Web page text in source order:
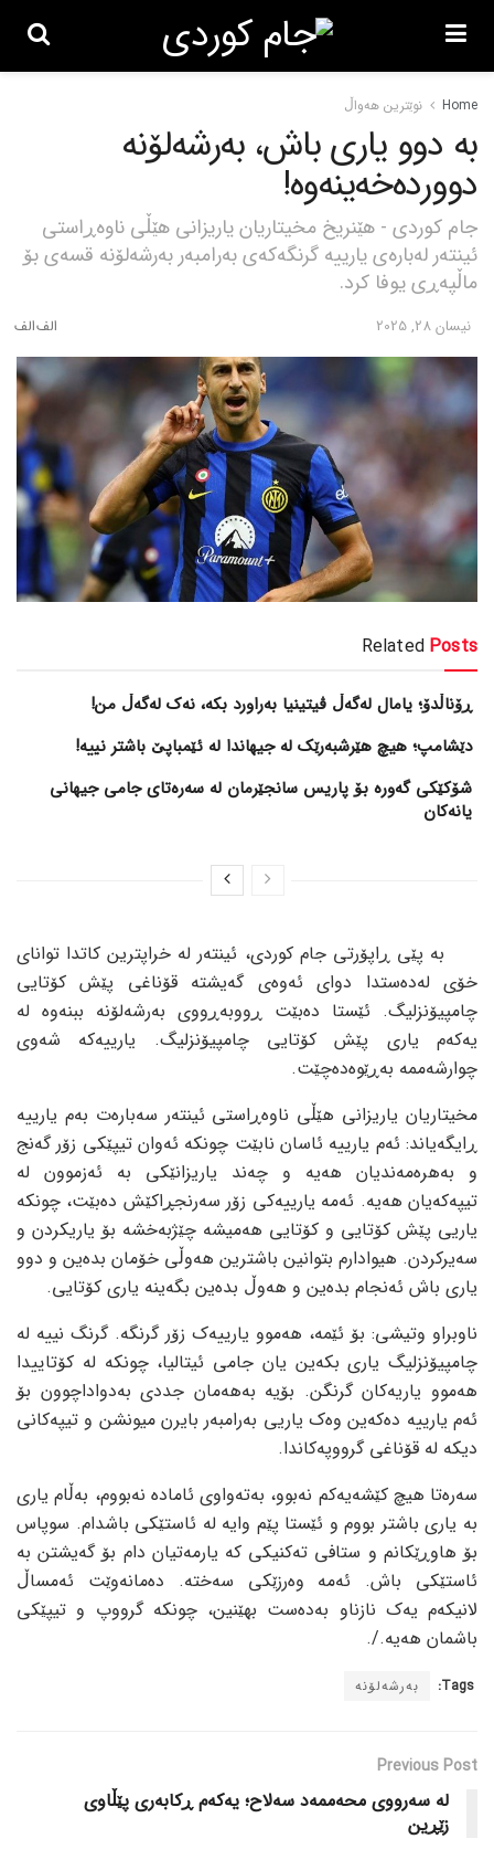
Home نوێترین هەواڵ
بە دوو یاری باش، بەرشەلۆنە
دووردەخەینەوە!
جام کوردی - هێنریخ مخیتاریان یاریزانی هێڵی ناوەڕاستی
ئینتەر لەبارەی یارییە گرنگەکەی بەرامبەر بەرشەلۆنە قسەی بۆ
ماڵپەڕی یوفا کرد.
نیسان 28, 2025
Related Posts
ڕۆناڵدۆ؛ یامال لەگەڵ ڤیتینیا بەراورد بکە، نەک لەگەڵ من!
دێشامپ؛ هیچ هێرشبەرێک لە جیهاندا لە ئێمباپێ باشتر نییە!
شۆکێکی گەورە بۆ پاریس سانجێرمان لە سەرەتای جامی جیهانی
یانەکان
بە پێی ڕاپۆرتی جام کوردی، ئینتەر لە خراپترین کاتدا توانای
خۆی لەدەستدا دوای ئەوەی گەیشتە قۆناغی پێش کۆتایی
چامپیۆنزلیگ. ئێستا دەبێت ڕووبەڕووی بەرشەلۆنە ببنەوە لە
یەکەم یاری پێش کۆتایی چامپیۆنزلیگ. یارییەکە شەوی
چوارشەممە بەڕێوەدەچێت.
مخیتاریان یاریزانی هێڵی ناوەڕاستی ئینتەر سەبارەت بەم یارییە
ڕایگەیاند: ئەم یارییە ئاسان نابێت چونکە ئەوان تیپێکی زۆر گەنج
و بەهرەمەندیان هەیە و چەند یاریزانێکی بە ئەزموون لە
تیپەکەیان هەیە. ئەمە یارییەکی زۆر سەرنجڕاکێش دەبێت، چونکە
یاریی پێش کۆتایی و کۆتایی هەمیشە چێژبەخشە بۆ یاریکردن و
سەیرکردن. هیوادارم بتوانین باشترین هەوڵی خۆمان بدەین و دوو
یاری باش ئەنجام بدەین و هەوڵ بدەین بگەینە یاری کۆتایی.
ناوبراو وتیشی: بۆ ئێمە، هەموو یارییەک زۆر گرنگە. گرنگ نییە لە
چامپیۆنزلیگ یاری بکەین یان جامی ئیتالیا، چونکە لە کۆتاییدا
هەموو یاریەکان گرنگن. بۆیە بەهەمان جددی بەدواداچوون بۆ
ئەم یارییە دەکەین وەک یاریی بەرامبەر بایرن میونشن و تیپەکانی
دیکه لە قۆناغی گرووپەکاندا.
سەرەتا هیچ کێشەیەکم نەبوو، بەتەواوی ئامادە نەبووم، بەڵام یاری
بە یاری باشتر بووم و ئێستا پێم وایە لە ئاستێکی باشدام. سوپاس
بۆ هاوڕێکانم و ستافی تەکنیکی کە یارمەتیان دام بۆ گەیشتن بە
ئاستێکی باش. ئەمە وەرزێکی سەختە. دەمانەوێت ئەمساڵ
لانیکەم یەک نازناو بەدەست بهێنین، چونکە گرووپ و تیپێکی
باشمان هەیە./.
Tags: بەرشەلۆنە
Previous Post
لە سەرووی محەممەد سەلاح؛ یەکەم ڕکابەری پێڵاوی
زێڕین